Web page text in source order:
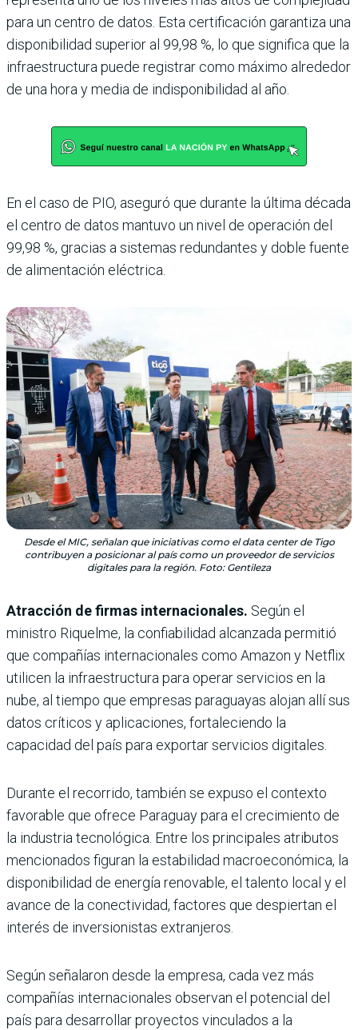
para un centro de datos. Esta certificación garantiza una
disponibilidad superior al 99,98 %, lo que significa que la
infraestructura puede registrar como máximo alrededor
de una hora y media de indisponibilidad al año.
En el caso de PIO, aseguró que durante la última década
el centro de datos mantuvo un nivel de operación del
99,98 %, gracias a sistemas redundantes y doble fuente
de alimentación eléctrica.
Desde el MIC, señalan que iniciativas como el data center de Tigo
contribuyen a posicionar al país como un proveedor de servicios
digitales para la región. Foto: Gentileza
Atracción de firmas internacionales. Según el
ministro Riquelme, la confiabilidad alcanzada permitió
que compañías internacionales como Amazon y Netflix
utilicen la infraestructura para operar servicios en la
nube, al tiempo que empresas paraguayas alojan allí sus
datos críticos y aplicaciones, fortaleciendo la
capacidad del país para exportar servicios digitales.
Durante el recorrido, también se expuso el contexto
favorable que ofrece Paraguay para el crecimiento de
la industria tecnológica. Entre los principales atributos
mencionados figuran la estabilidad macroeconómica, la
disponibilidad de energía renovable, el talento local y el
avance de la conectividad, factores que despiertan el
interés de inversionistas extranjeros.
Según señalaron desde la empresa, cada vez más
compañías internacionales observan el potencial del
país para desarrollar proyectos vinculados a la